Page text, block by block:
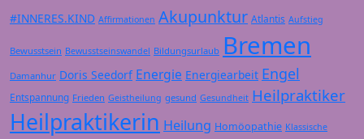
#INNERES.KIND Affirmationen Akupunktur Atlantis Aufstieg
Bewusstsein Bewusstseinswandel Bildungsurlaub Bremen
Damanhur Doris Seedorf Energie Energiearbeit Engel
Entspannung Frieden Geistheilung gesund Gesundheit Heilpraktiker
Heilpraktikerin Heilung Homöopathie Klassische